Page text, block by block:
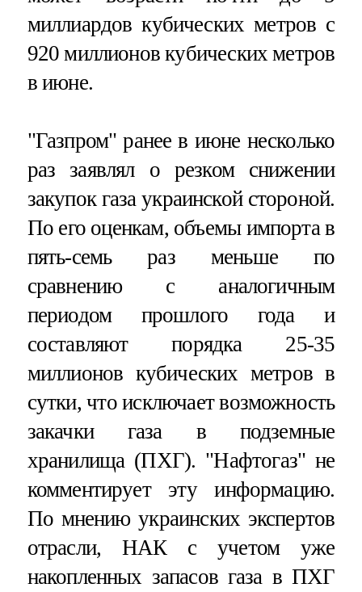
миллиардов кубических метров с
920 миллионов кубических метров
в июне.
"Газпром" ранее в июне несколько
раз заявлял о резком снижении
закупок газа украинской стороной.
По его оценкам, объемы импорта в
пять-семь раз меньше по
сравнению с аналогичным
периодом прошлого года и
составляют порядка 25-35
миллионов кубических метров в
сутки, что исключает возможность
закачки газа в подземные
хранилища (ПХГ). "Нафтогаз" не
комментирует эту информацию.
По мнению украинских экспертов
отрасли, НАК с учетом уже
накопленных запасов газа в ПХГ